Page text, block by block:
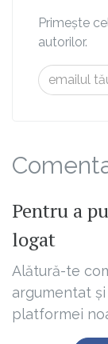
Primește
autorilor.
Pentru a
logat
Alătură-te
argumentat
platformei